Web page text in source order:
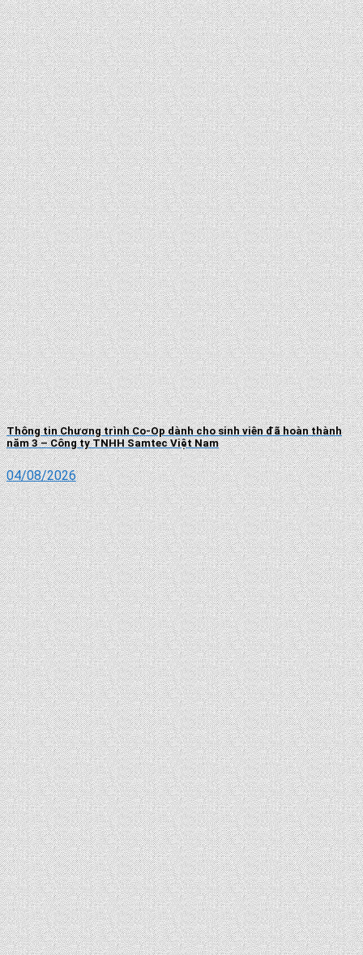
Thông tin Chương trình Co-Op dành cho sinh viên đã hoàn thành
năm 3 – Công ty TNHH Samtec Việt Nam
04/08/2026